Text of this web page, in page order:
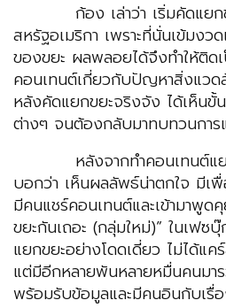
ก้อง เล่าว่า เริ่มคัดแยกขย
สหรัฐอเมริกา เพราะที่นั่นเข้มงว
ของขยะ ผลพลอยได้จึงทำให้ติด
คอนเทนต์เกี่ยวกับปัญหาสิ่งแว
หลังคัดแยกขยะจริงจัง ได้เห็น
ต่างๆ จนต้องกลับมาทบทวนการ
หลังจากทำคอนเทนต์แยก
บอกว่า เห็นผลลัพธ์น่าตกใจ มีเ
มีคนแชร์คอนเทนต์และเข้ามาพู
ขยะกันเถอะ (กลุ่มใหม่)” ในเฟซ
แยกขยะอย่างโดดเดี่ยว ไม่ได้แ
แต่มีอีกหลายพันหลายหมื่นคนม
พร้อมรับข้อมูลและมีคนอินกับเรื่